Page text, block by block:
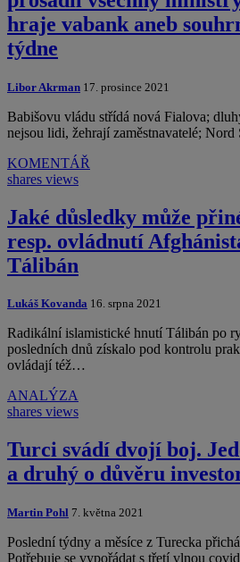
hraje vabank aneb
týdne
Libor Akrman 17. prosince 2021
Babišovu vládu střídá nová Fialova;
nejsou lidi, žehrají zaměstnavatelé;
KOMENTÁŘ
shares views
Jaké důsledky může
resp. ovládnutí
Tálibán
Lukáš Kovanda 16. srpna 2021
Radikální islamistické hnutí Tálibán po
posledních dnů získalo pod kontrolu
ovládají též…
ANALÝZA
shares views
Turci svádí dvojí boj.
a druhý o důvěru
Martin Pohl 7. května 2021
Poslední týdny a měsíce z Turecka
Potřebuje se vypořádat s třetí vlnou